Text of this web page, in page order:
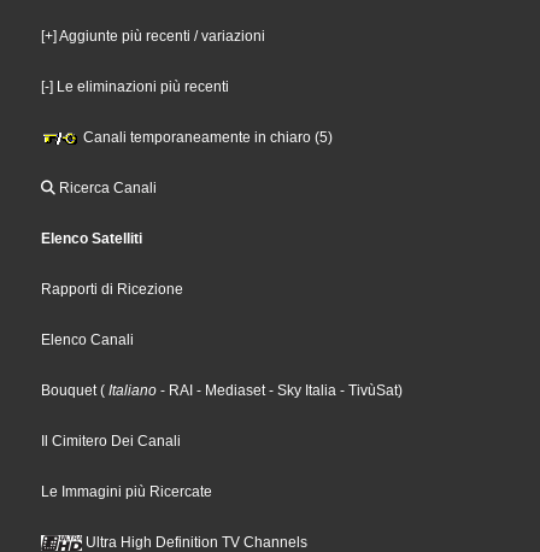
[+] Aggiunte più recenti / variazioni
[-] Le eliminazioni più recenti
Canali temporaneamente in chiaro (5)
Ricerca Canali
Elenco Satelliti
Rapporti di Ricezione
Elenco Canali
Bouquet ( Italiano - RAI - Mediaset - Sky Italia - TivùSat)
Il Cimitero Dei Canali
Le Immagini più Ricercate
Ultra High Definition TV Channels